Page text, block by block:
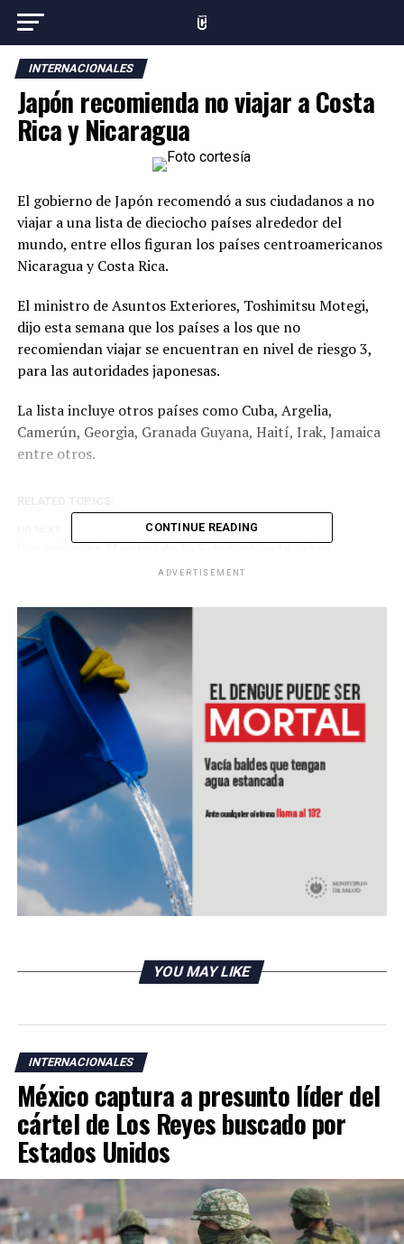
INTERNACIONALES
Japón recomienda no viajar a Costa
Rica y Nicaragua
El gobierno de Japón recomendó a sus ciudadanos a no
viajar a una lista de dieciocho países alrededor del
mundo, entre ellos figuran los países centroamericanos
Nicaragua y Costa Rica.
El ministro de Asuntos Exteriores, Toshimitsu Motegi,
dijo esta semana que los países a los que no
recomiendan viajar se encuentran en nivel de riesgo 3,
para las autoridades japonesas.
La lista incluye otros países como Cuba, Argelia,
Camerún, Georgia, Granada Guyana, Haití, Irak, Jamaica
entre otros.
Organización Mundial de la Salud advierte sobre
apertura prematura en América Latina
Leo Messi se lesiona pocos días antes del reinicio de La
Liga
CONTINUE READING
ADVERTISEMENT
YOU MAY LIKE
INTERNACIONALES
México captura a presunto líder del
cártel de Los Reyes buscado por
Estados Unidos